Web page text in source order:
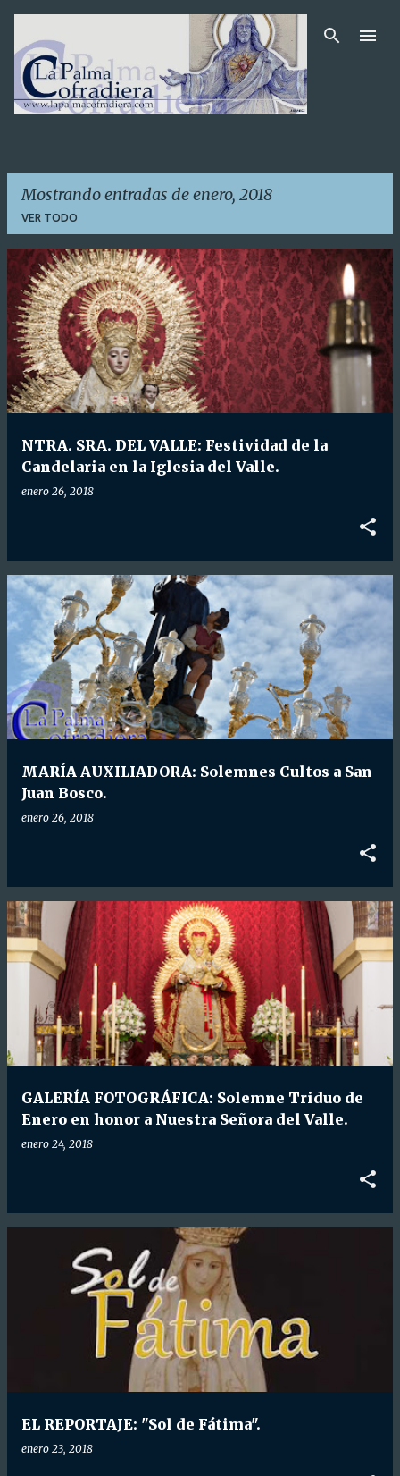
Ir al contenido principal
Mostrando entradas de enero, 2018
VER TODO
E
n
t
r
a
d
NTRA. SRA. DEL VALLE: Festividad de la
Candelaria en la Iglesia del Valle.
enero 26, 2018
MARÍA AUXILIADORA: Solemnes Cultos a San
Juan Bosco.
enero 26, 2018
GALERÍA FOTOGRÁFICA: Solemne Triduo de
Enero en honor a Nuestra Señora del Valle.
enero 24, 2018
EL REPORTAJE: "Sol de Fátima".
enero 23, 2018